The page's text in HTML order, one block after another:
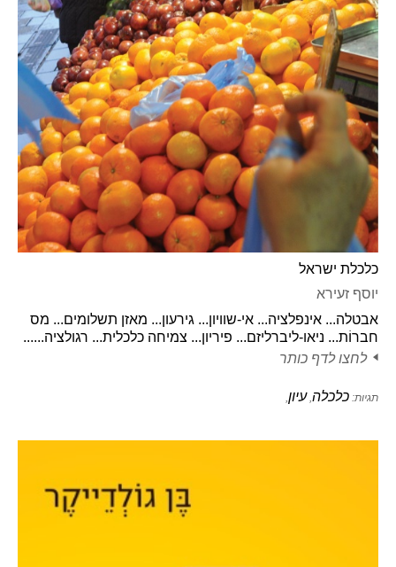
כלכלת ישראל
יוסף זעירא
אבטלה... אינפלציה... אי-שוויון... גירעון... מאזן תשלומים... מס
חברוֹת... ניאו-ליברליזם... פיריון... צמיחה כלכלית... רגולציה......
לחצו לדף כותר
תגיות: כלכלה ,עיון